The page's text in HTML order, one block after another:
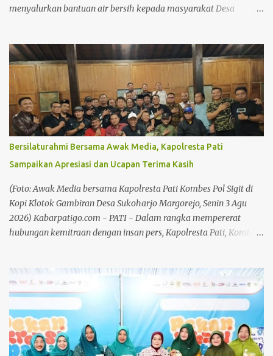
menyalurkan bantuan air bersih kepada masyarakat Desa
bersih didistribusikan kepada warga untuk membantu memenuhi
kebutuhan air bersih di tengah musim kemarau. Kegiatan
dipimpin oleh Danramil 19/Gabus Kapten Inf Kusmiyanto
bersama anggota Koramil, serta didukung oleh Pemerintah Desa
Gebang dan masyarakat setempat yang turut membantu
kelancaran proses pendistribusian. Baca juga: UMKM Pati
Didorong untuk Perluas Jejaring Usaha Baca juga: Mengapa
Fisika Menjadi Alat Bedah Perjalanan Bahlil Lahadalia? Baca
juga: Plt Bupati Soroti Kebersihan di Kawasan Pekan Kreasi Baca
juga: Marak Pencurian Aki, Sarbumusi dan Paguyuban Sopir Pati
Desak Pemkab Bangun Pangkalan Truk Bantuan air bersih ini
merupa...
Bersilaturahmi Bersama Awak Media, Kapolresta Pati
Sampaikan Apresiasi dan Ucapan Terima Kasih
(Foto: Awak Media bersama Kapolresta Pati Kombes Pol Sigit di
Kopi Klotok Gambiran Desa Sukoharjo Margorejo, Senin 3 Agu
2026) Kabarpatigo.com - PATI - Dalam rangka mempererat
hubungan kemitraan dengan insan pers, Kapolresta Pati, Kombes
Kecamatan Margorejo, pada Senin (3/8/26) malam. Pertemuan
berlangsung penuh keakraban sebagai wadah memperkuat
komunikasi, koordinasi, serta membangun sinergi antara Polri
dan media dalam menyampaikan informasi kepada masyarakat.
Baca juga: Plt Bupati Soroti Kebersihan di Kawasan Pekan Kreasi
Baca juga: Marak Pencurian Aki, Sarbumusi dan Paguyuban Sopir